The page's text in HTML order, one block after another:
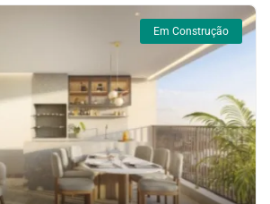
Em Construção